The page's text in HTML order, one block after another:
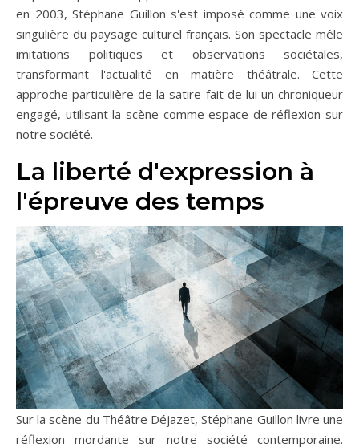
en 2003, Stéphane Guillon s'est imposé comme une voix
singulière du paysage culturel français. Son spectacle mêle
imitations politiques et observations sociétales,
transformant l'actualité en matière théâtrale. Cette
approche particulière de la satire fait de lui un chroniqueur
engagé, utilisant la scène comme espace de réflexion sur
notre société.
La liberté d'expression à
l'épreuve des temps
Sur la scène du Théâtre Déjazet, Stéphane Guillon livre une
réflexion mordante sur notre société contemporaine.